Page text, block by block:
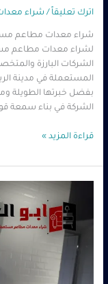
اترك تعليقاً / شراء
شراء معدات مطاعم
الشركات البارزة
المستعملة في مدينة
بفضل خبرتها الطويلة
الشركة في بناء سمعة
قراءة المزيد »
معدات
مطاعم
مستعملة